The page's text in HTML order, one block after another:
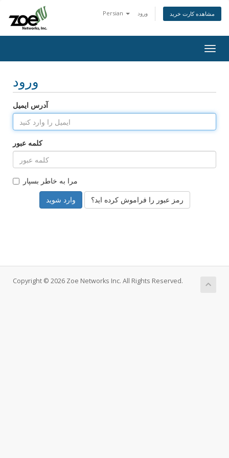
Persian ورود مشاهده کارت خرید
ورود
آدرس ایمیل
کلمه عبور
مرا به خاطر بسپار
رمز عبور را فراموش کرده اید؟
Copyright © 2026 Zoe Networks Inc. All Rights Reserved.